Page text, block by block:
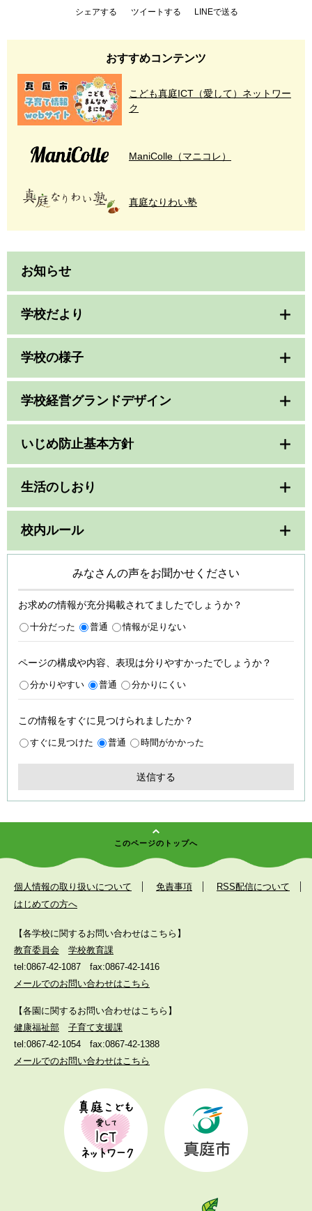
シェアする ツイートする LINEで送る
おすすめコンテンツ
こども真庭ICT（愛して）ネットワー
ク
ManiColle（マニコレ）
真庭なりわい塾
お知らせ
学校だより
学校の様子
学校経営グランドデザイン
いじめ防止基本方針
生活のしおり
校内ルール
みなさんの声をお聞かせください
お求めの情報が充分掲載されてましたでしょうか？
十分だった 普通 情報が足りない
ページの構成や内容、表現は分りやすかったでしょうか？
分かりやすい 普通 分かりにくい
この情報をすぐに見つけられましたか？
すぐに見つけた 普通 時間がかかった
このページのトップへ
個人情報の取り扱いについて 免責事項
RSS配信について
はじめての方へ
【各学校に関するお問い合わせはこちら】
教育委員会
学校教育課
tel:0867-42-1087
fax:0867-42-1416
メールでのお問い合わせはこちら
【各園に関するお問い合わせはこちら】
健康福祉部
子育て支援課
tel:0867-42-1054
fax:0867-42-1388
メールでのお問い合わせはこちら